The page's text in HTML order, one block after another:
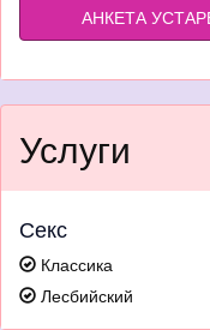
АНКЕТА
Услуги
Секс
Классика
Лесбийский